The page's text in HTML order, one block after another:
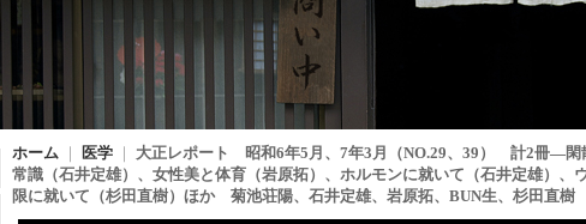
ホーム 医学
大正レポート 昭和6年5月、7年3月（NO.29、39） 計2冊―閑
常識（石井定雄）、女性美と体育（岩原拓）、ホルモンに就いて（石井定雄）、
限に就いて（杉田直樹）ほか 菊池荘陽、石井定雄、岩原拓、BUN生、杉田直樹